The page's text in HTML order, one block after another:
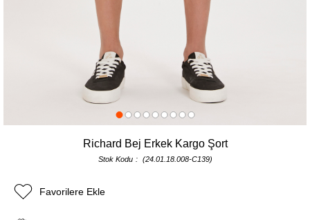
Richard Bej Erkek Kargo Şort
Stok Kodu (24.01.18.008-C139)
Favorilere Ekle